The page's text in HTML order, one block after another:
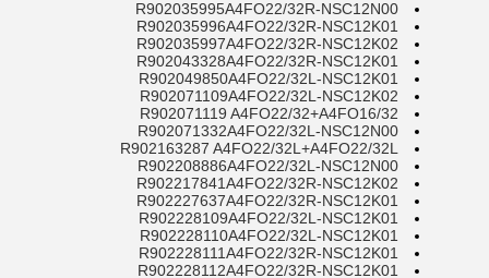
R902035995A4FO22/32R-NSC12N00
R902035996A4FO22/32R-NSC12K01
R902035997A4FO22/32R-NSC12K02
R902043328A4FO22/32R-NSC12K01
R902049850A4FO22/32L-NSC12K01
R902071109A4FO22/32L-NSC12K02
R902071119 A4FO22/32+A4FO16/32
R902071332A4FO22/32L-NSC12N00
R902163287 A4FO22/32L+A4FO22/32L
R902208886A4FO22/32L-NSC12N00
R902217841A4FO22/32R-NSC12K02
R902227637A4FO22/32R-NSC12K01
R902228109A4FO22/32L-NSC12K01
R902228110A4FO22/32L-NSC12K01
R902228111A4FO22/32R-NSC12K01
R902228112A4FO22/32R-NSC12K01